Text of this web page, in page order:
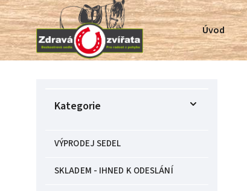
Úvod
Kategorie
VÝPRODEJ SEDEL
SKLADEM - IHNED K ODESLÁNÍ